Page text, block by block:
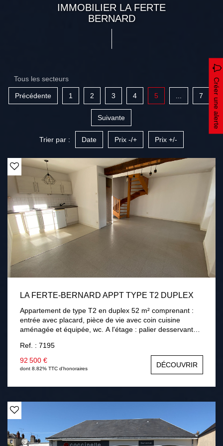
IMMOBILIER LA FERTE
BERNARD
Tous les secteurs Créer une alerte
Précédente 1 2 3 4 5 7
Suivante
Trier par : Date Prix -/+ Prix +/-
LA FERTE-BERNARD APPT TYPE T2 DUPLEX
Appartement de type T2 en duplex 52 m² comprenant :
entrée avec placard, pièce de vie avec coin cuisine
aménagée et équipée, wc. A l'étage : palier desservant
Chauffage individuel électrique.
Ref. : 7195
92 500 €
dont 8.82% TTC d'honoraires DÉCOUVRIR